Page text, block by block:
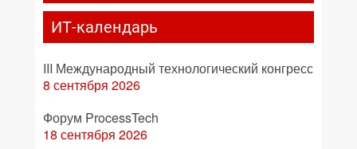
ИТ-календарь
III Международный технологический конгресс
8 сентября 2026
Форум ProcessTech
18 сентября 2026